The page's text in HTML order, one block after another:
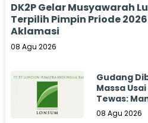
DK2P Gelar Musyawarah
Terpilih Pimpin Priode
Aklamasi
08 Agu 2026
Gudang
Massa
Tewas:
Bungkam
08 Agu 2026